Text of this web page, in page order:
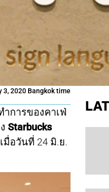
3, 2020 Bangkok time
การของคาเฟ่
Starbucks
มื่อวันที่ 24 มิ.ย.